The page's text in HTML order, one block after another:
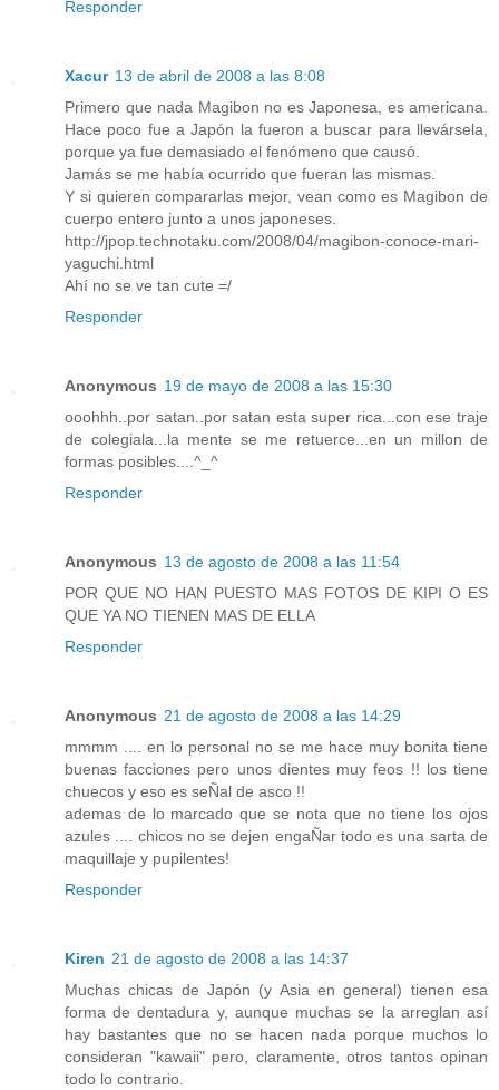
Responder
Xacur 13 de abril de 2008 a las 8:08
Primero que nada Magibon no es Japonesa, es americana.
Hace poco fue a Japón la fueron a buscar para llevársela,
porque ya fue demasiado el fenómeno que causó.
Jamás se me había ocurrido que fueran las mismas.
Y si quieren compararlas mejor, vean como es Magibon de
cuerpo entero junto a unos japoneses.
http://jpop.technotaku.com/2008/04/magibon-conoce-mari-
yaguchi.html
Ahí no se ve tan cute =/
Responder
Anonymous 19 de mayo de 2008 a las 15:30
ooohhh..por satan..por satan esta super rica...con ese traje
de colegiala...la mente se me retuerce...en un millon de
formas posibles....^_^
Responder
Anonymous 13 de agosto de 2008 a las 11:54
POR QUE NO HAN PUESTO MAS FOTOS DE KIPI O ES
QUE YA NO TIENEN MAS DE ELLA
Responder
Anonymous 21 de agosto de 2008 a las 14:29
mmmm .... en lo personal no se me hace muy bonita tiene
buenas facciones pero unos dientes muy feos !! los tiene
chuecos y eso es seÑal de asco !!
ademas de lo marcado que se nota que no tiene los ojos
azules .... chicos no se dejen engaÑar todo es una sarta de
maquillaje y pupilentes!
Responder
Kiren 21 de agosto de 2008 a las 14:37
Muchas chicas de Japón (y Asia en general) tienen esa
forma de dentadura y, aunque muchas se la arreglan así
hay bastantes que no se hacen nada porque muchos lo
consideran "kawaii" pero, claramente, otros tantos opinan
todo lo contrario.